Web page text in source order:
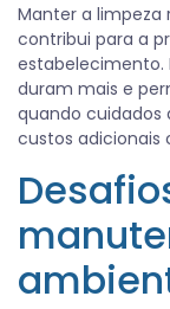
Manter a
contribui para a
estabelecimento.
duram mais e
quando cuidados
custos adicionais